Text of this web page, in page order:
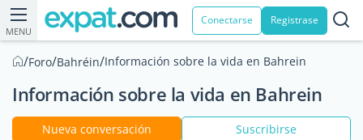
MENU
Conectarse Registrase
/Foro/Bahréin/Información sobre la vida en Bahrein
Información sobre la vida en Bahrein
Nueva conversación Suscribirse